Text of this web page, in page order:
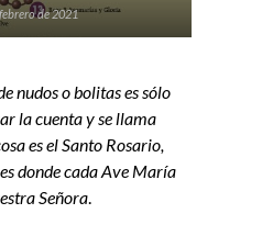
de 2021
nudos o bolitas es sólo
la cuenta y se llama
es el Santo Rosario,
donde cada Ave María
Señora.